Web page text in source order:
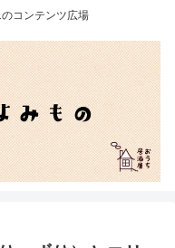
コンテンツ広場